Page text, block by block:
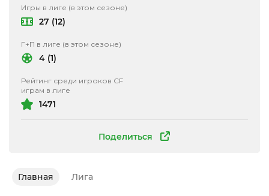
Поделиться
Игры в лиге (в этом сезоне)
27 (12)
Г+П в лиге (в этом сезоне)
4 (1)
Рейтинг среди игроков CF
играм в лиге
1471
Главная Лига